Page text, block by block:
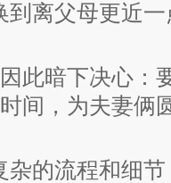
到离父母更近
暗下决心：
间，为夫妻俩
的流程和细节